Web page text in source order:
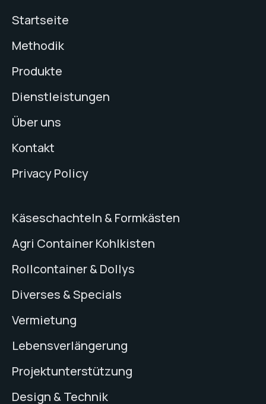
Startseite
Methodik
Produkte
Dienstleistungen
Über uns
Kontakt
Privacy Policy
Käseschachteln & Formkästen
Agri Container Kohlkisten
Rollcontainer & Dollys
Diverses & Specials
Vermietung
Lebensverlängerung
Projektunterstützung
Design & Technik